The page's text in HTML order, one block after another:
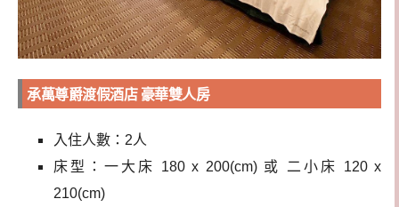
承萬尊爵渡假酒店 豪華雙人房
入住人數：2人
床型：一大床 180 x 200(cm) 或 二小床 120 x
210(cm)